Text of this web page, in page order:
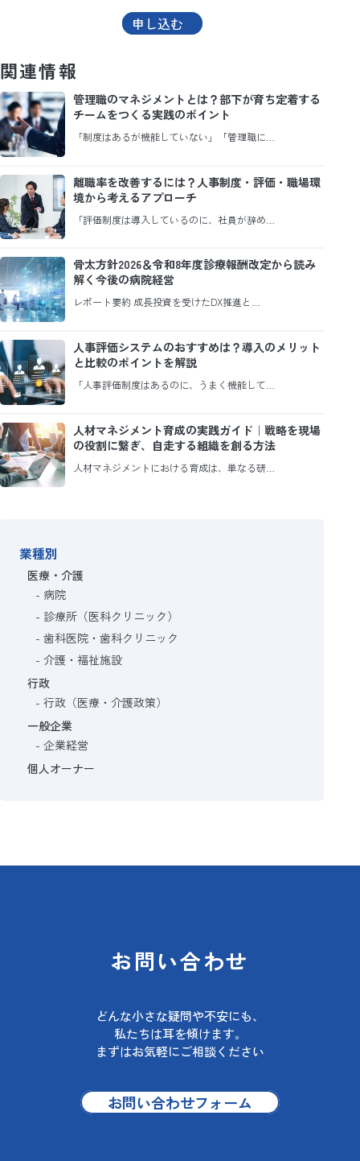
申し込む
関連情報
管理職のマネジメントとは？部下が育ち定着する
チームをつくる実践のポイント
「制度はあるが機能していない」「管理職に…
離職率を改善するには？人事制度・評価・職場環
境から考えるアプローチ
「評価制度は導入しているのに、社員が辞め…
骨太方針2026＆令和8年度診療報酬改定から読み
解く今後の病院経営
レポート要約 成長投資を受けたDX推進と…
人事評価システムのおすすめは？導入のメリット
と比較のポイントを解説
「人事評価制度はあるのに、うまく機能して…
人材マネジメント育成の実践ガイド｜戦略を現場
の役割に繋ぎ、自走する組織を創る方法
人材マネジメントにおける育成は、単なる研…
業種別
医療・介護
病院
診療所（医科クリニック）
歯科医院・歯科クリニック
介護・福祉施設
行政
行政（医療・介護政策）
一般企業
企業経営
個人オーナー
お問い合わせ
どんな小さな疑問や不安にも、
私たちは耳を傾けます。
まずはお気軽にご相談ください
お問い合わせフォーム